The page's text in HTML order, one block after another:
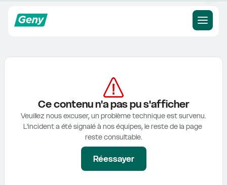
Ce contenu n'a pas pu s'afficher
Veuillez nous excuser, un problème technique est survenu.
L'incident a été signalé à nos équipes, le reste de la page
reste consultable.
Réessayer